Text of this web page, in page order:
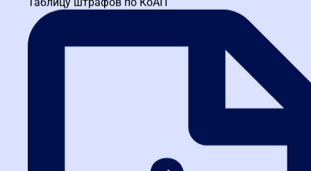
функционалом площадок (Сбербанк-АСТ, РТС-тендер, ЭТП ГПБ).
Ошибки на этапе размещения извещения — одни из самых
частых причин жалоб.
Совет 3: Используйте чек-листы
Человеческая память несовершенна. Составьте для себя чек-
акта выполненных работ. Это снизит риск пропустить важный
срок или документ. Многие опытные специалисты делятся
своими шаблонами на курсах и вебинарах.